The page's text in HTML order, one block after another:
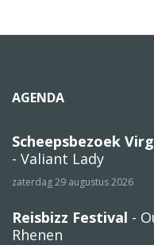
AGENDA
Scheepsbezoek
- Valiant Lady
zaterdag 29 augustus 2026
Reisbizz Festival -
Rhenen